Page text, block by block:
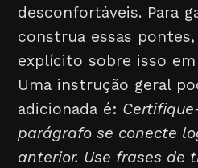
desconfortáveis. Para
construa essas
explícito sobre isso
Uma instrução geral
adicionada é:
parágrafo se conecte
anterior. Use frases de